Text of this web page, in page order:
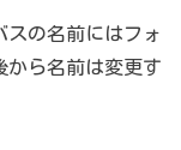
スの名前にはフォ
から名前は変更す